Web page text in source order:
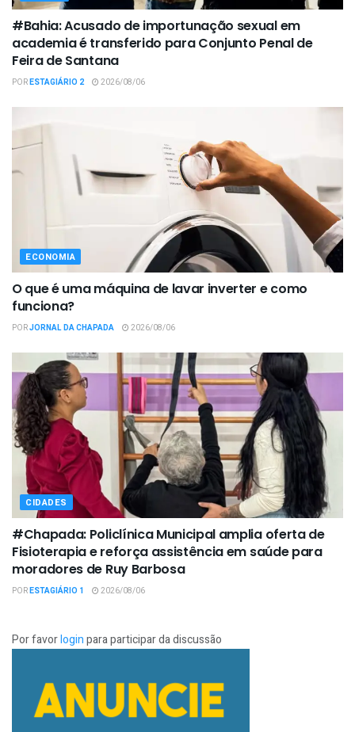
#Bahia: Acusado de importunação sexual em
academia é transferido para Conjunto Penal de
Feira de Santana
PORESTAGIÁRIO 2 2026/08/06
ECONOMIA
O que é uma máquina de lavar inverter e como
funciona?
PORJORNAL DA CHAPADA 2026/08/06
CIDADES
#Chapada: Policlínica Municipal amplia oferta de
Fisioterapia e reforça assistência em saúde para
moradores de Ruy Barbosa
PORESTAGIÁRIO 1 2026/08/06
Por favorloginpara participar da discussão